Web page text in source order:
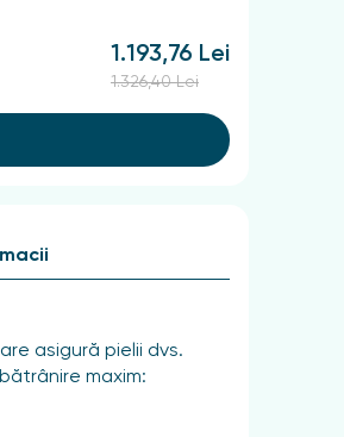
1.193,76 Lei
1.326,40 Lei
asigură pielii dvs.
maxim: